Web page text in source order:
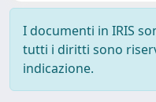
I documenti in IRIS
tutti i diritti sono
indicazione.